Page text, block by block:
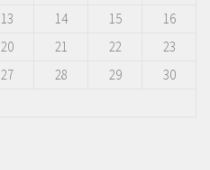
13 14 15
16
20 21 22
23
27 28 29
30